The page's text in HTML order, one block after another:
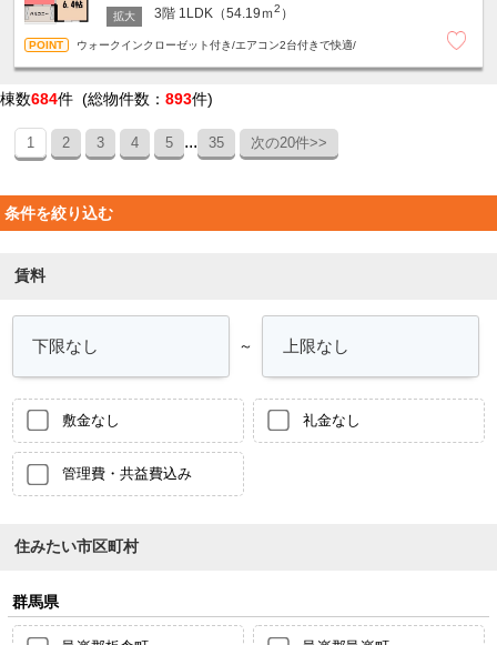
3階 1LDK（54.19ｍ2 ）
ウォークインクローゼット付き/エアコン2台付きで快適/
棟数684件 (総物件数： 893件)
1 2 3 4 5 ... 35 次の20件>>
条件を絞り込む
賃料
～
敷金なし 礼金なし
管理費・共益費込み
住みたい市区町村
群馬県